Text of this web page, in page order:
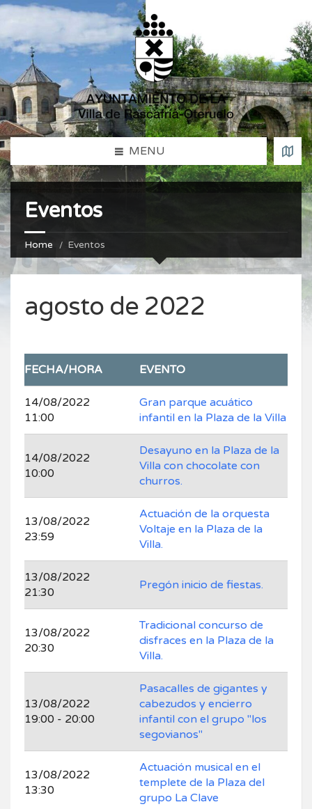
MENU
Eventos
Home Eventos
agosto de 2022
FECHA/HORA EVENTO
14/08/2022
11:00
Gran parque acuático
infantil en la Plaza de la Villa
14/08/2022
10:00
Desayuno en la Plaza de la
Villa con chocolate con
churros.
13/08/2022
23:59
Actuación de la orquesta
Voltaje en la Plaza de la
Villa.
13/08/2022
21:30
Pregón inicio de fiestas.
13/08/2022
20:30
Tradicional concurso de
disfraces en la Plaza de la
Villa.
13/08/2022
19:00 - 20:00
Pasacalles de gigantes y
cabezudos y encierro
infantil con el grupo "los
segovianos"
13/08/2022
13:30
Actuación musical en el
templete de la Plaza del
grupo La Clave